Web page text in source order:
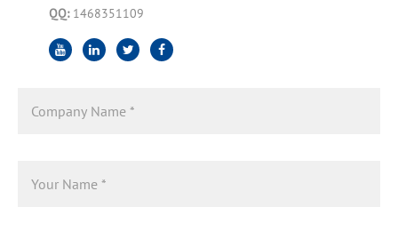
QQ: 1468351109